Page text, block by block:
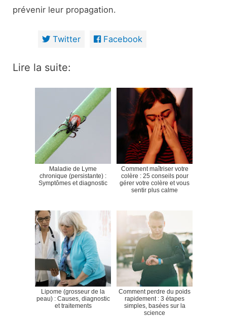
prévenir leur propagation.
Twitter Facebook
Lire la suite:
Maladie de Lyme
chronique (persistante) :
Symptômes et diagnostic
Comment maîtriser votre
colère : 25 conseils pour
gérer votre colère et vous
sentir plus calme
Lipome (grosseur de la
peau) : Causes, diagnostic
et traitements
Comment perdre du poids
rapidement : 3 étapes
simples, basées sur la
science